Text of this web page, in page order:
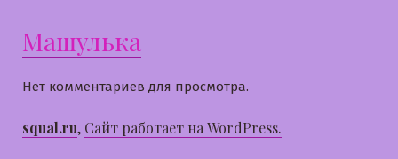
Машулька
Нет комментариев для просмотра.
squal.ru, Сайт работает на WordPress.